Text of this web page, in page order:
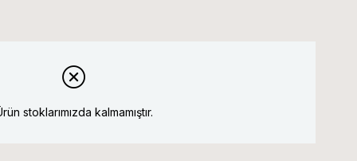
stoklarımızda kalmamıştır.